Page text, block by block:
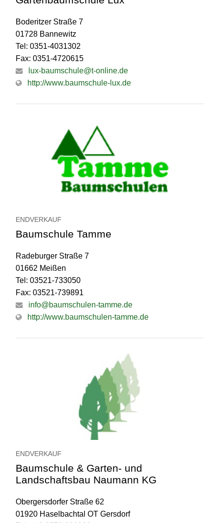
Boderitzer Straße 7
01728 Bannewitz
Tel: 0351-4031302
Fax: 0351-4720615
lux-baumschule@t-online.de
http://www.baumschule-lux.de
ENDVERKAUF
Baumschule Tamme
Radeburger Straße 7
01662 Meißen
Tel: 03521-733050
Fax: 03521-739891
info@baumschulen-tamme.de
http://www.baumschulen-tamme.de
ENDVERKAUF
Baumschule & Garten- und
Landschaftsbau Naumann KG
Obergersdorfer Straße 62
01920 Haselbachtal OT Gersdorf